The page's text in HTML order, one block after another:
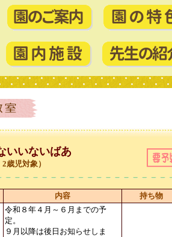
いいないばあ
2歳児対象）
内容
持ち物
令和８年４月～６月までの予
定。
９月以降は後日お知らせしま